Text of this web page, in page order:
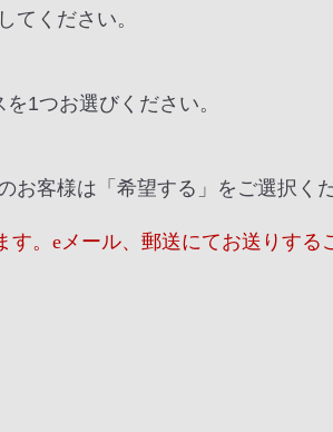
てください。
1つお選びください。
お客様は「希望する」をご選択くだ
。eメール、郵送にてお送りす